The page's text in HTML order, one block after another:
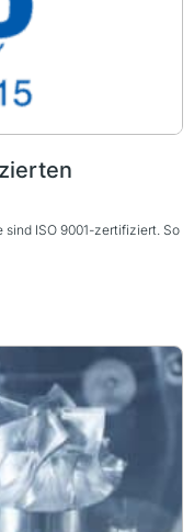
sind ISO 9001-zertifiziert. So